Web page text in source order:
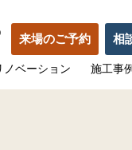
来場のご予約 相
ノベーション 施工事例